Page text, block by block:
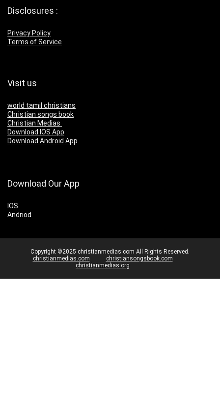
Disclosures :
Privacy Policy
Terms of Service
Visit us
world tamil christians
Christian songs book
Christian Medias
Download IOS App
Download Android App
Download Our App
IOS
Andriod
Copyright ©2025 christianmedias.com All Rights Reserved.
christianmedias.com
christiansongsbook.com
christianmedias.org